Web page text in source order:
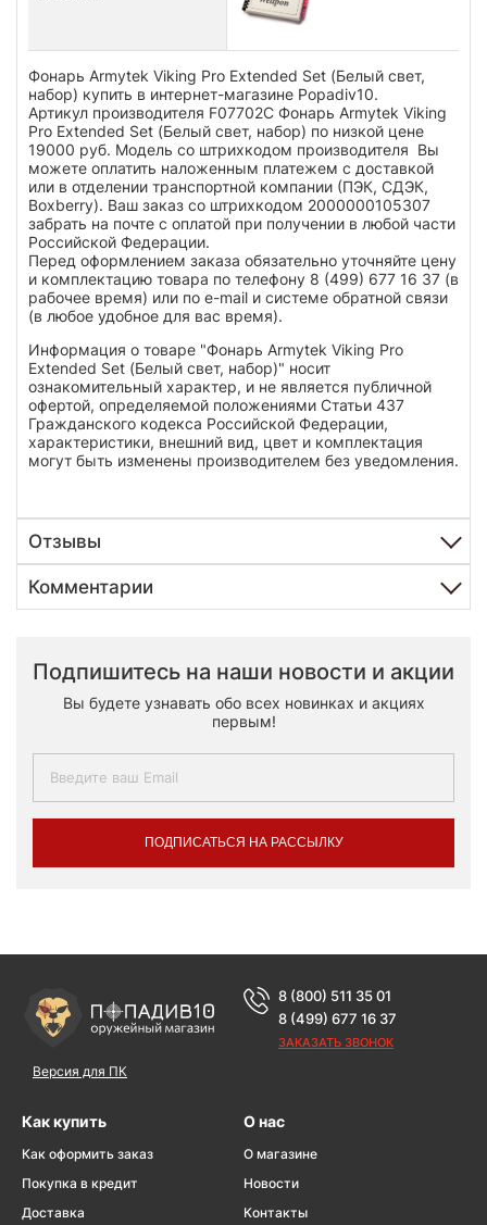
Фонарь Armytek Viking Pro Extended Set (Белый свет,
набор) купить в интернет-магазине Popadiv10.
Артикул производителя F07702C Фонарь Armytek Viking
Pro Extended Set (Белый свет, набор) по низкой цене
19000 руб. Модель со штрихкодом производителя Вы
можете оплатить наложенным платежем с доставкой
или в отделении транспортной компании (ПЭК, СДЭК,
Boxberry). Ваш заказ со штрихкодом 2000000105307
забрать на почте с оплатой при получении в любой части
Российской Федерации.
Перед оформлением заказа обязательно уточняйте цену
и комплектацию товара по телефону 8 (499) 677 16 37 (в
рабочее время) или по e-mail и системе обратной связи
(в любое удобное для вас время).
Информация о товаре "Фонарь Armytek Viking Pro
Extended Set (Белый свет, набор)" носит
ознакомительный характер, и не является публичной
офертой, определяемой положениями Статьи 437
Гражданского кодекса Российской Федерации,
характеристики, внешний вид, цвет и комплектация
могут быть изменены производителем без уведомления.
Отзывы
Комментарии
Подпишитесь на наши новости и акции
Вы будете узнавать обо всех новинках и акциях
первым!
ПОДПИСАТЬСЯ НА РАССЫЛКУ
Версия для ПК
8 (800) 511 35 01
8 (499) 677 16 37
ЗАКАЗАТЬ ЗВОНОК
Как купить
Как оформить заказ
Покупка в кредит
Доставка
О нас
О магазине
Новости
Контакты